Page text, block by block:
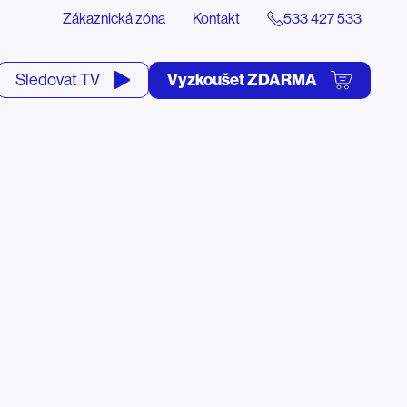
Zákaznická zóna Kontakt 533 427 533
Sledovat TV Vyzkoušet ZDARMA